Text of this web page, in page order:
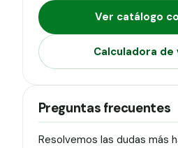
Ver catálogo
Calculadora de
Preguntas frecuentes
Resolvemos las dudas más